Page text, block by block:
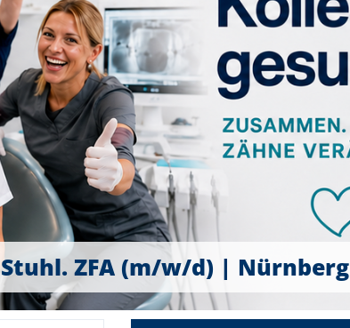
ZFA (m/w/d) | Nürnberg